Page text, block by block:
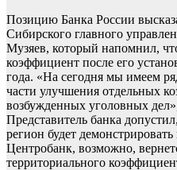
Позицию Банка России
Сибирского главного
Музяев, который напомнил,
коэффициент после его
года. «На сегодня мы имеем
части улучшения отдельных
возбужденных уголовных
Представитель банка
регион будет
Центробанк, возможно,
территориального